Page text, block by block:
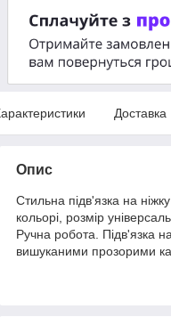
Доставка
Опис
Стильна підв'язка на
кольорі, розмір
Ручна робота. Підв'язка
вишуканими прозорими